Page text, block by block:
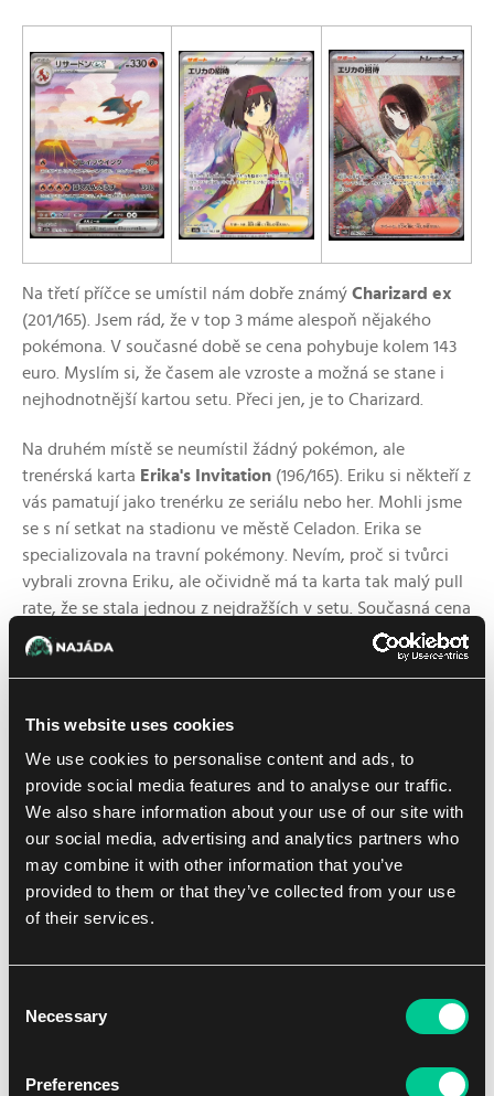
This website uses cookies
We use cookies to personalise content and ads, to
provide social media features and to analyse our traffic.
We also share information about your use of our site with
our social media, advertising and analytics partners who
may combine it with other information that you’ve
provided to them or that they’ve collected from your use
of their services.
Selection
Necessary
Preferences
Na třetí příčce se umístil nám dobře známý Charizard ex
(201/165). Jsem rád, že v top 3 máme alespoň nějakého
pokémona. V současné době se cena pohybuje kolem 143
euro. Myslím si, že časem ale vzroste a možná se stane i
nejhodnotnější kartou setu. Přeci jen, je to Charizard.
Na druhém místě se neumístil žádný pokémon, ale
trenérská karta Erika's Invitation (196/165). Eriku si někteří z
vás pamatují jako trenérku ze seriálu nebo her. Mohli jsme
se s ní setkat na stadionu ve městě Celadon. Erika se
specializovala na travní pokémony. Nevím, proč si tvůrci
vybrali zrovna Eriku, ale očividně má ta karta tak malý pull
rate, že se stala jednou z nejdražších v setu. Současná cena
je kolem 147 euro za japonskou mutaci.
No a zlatý hřeb, top karta celého setu dle ceny je opět
japonské mutaci vyšplhala až na 287 euro. Jsem opravdu
zvědavý, kam se vyšplhá cena její anglické mutace.
A to bylo top 6 karet z nové edice dle ceny, uvidíme, jak to
bude po vydání anglické verze, zda bude žebříček jiný,
nebo zda bude kopírovat trh s japonskými kartami.